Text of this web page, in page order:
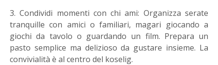
3. Condividi momenti con chi ami: Organizza serate
tranquille con amici o familiari, magari giocando a
giochi da tavolo o guardando un film. Prepara un
pasto semplice ma delizioso da gustare insieme. La
convivialità è al centro del koselig.